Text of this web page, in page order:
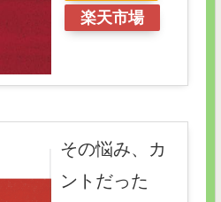
楽天市場
その悩み、カ
ントだった